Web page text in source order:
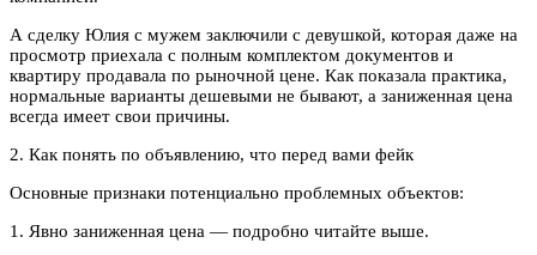
А сделку Юлия с мужем заключили с девушкой, которая даже на
просмотр приехала с полным комплектом документов и
квартиру продавала по рыночной цене. Как показала практика,
нормальные варианты дешевыми не бывают, а заниженная цена
всегда имеет свои причины.
2. Как понять по объявлению, что перед вами фейк
Основные признаки потенциально проблемных объектов:
1. Явно заниженная цена — подробно читайте выше.